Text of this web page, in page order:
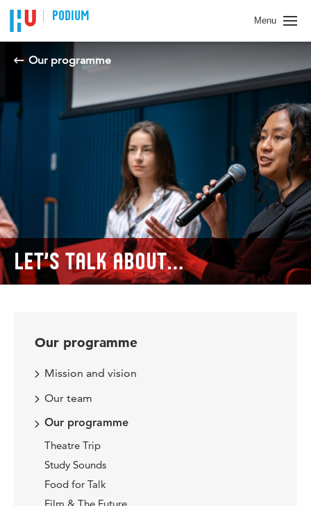
PODIUM Menu
Our programme
LET’S TALK ABOUT…
Our programme
Mission and vision
Our team
Our programme
Theatre Trip
Study Sounds
Food for Talk